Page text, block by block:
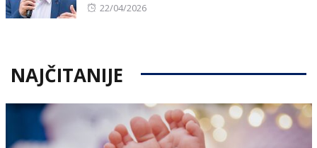
Posted
22/04/2026
NAJČITANIJE